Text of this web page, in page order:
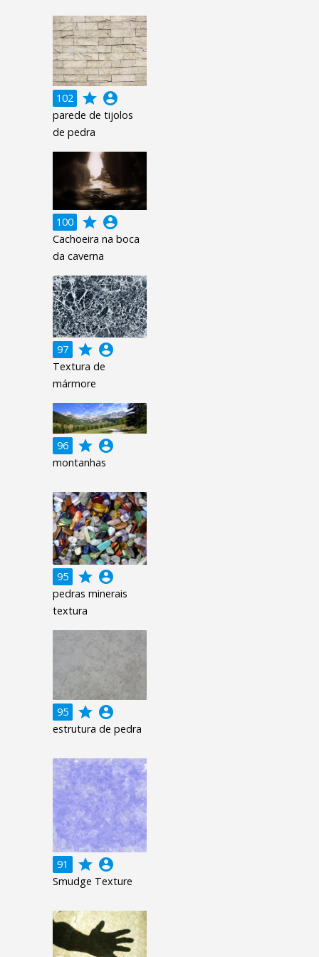
102 grade account_circle
parede de tijolos
de pedra
100 grade account_circle
Cachoeira na boca
da caverna
97 grade account_circle
Textura de
mármore
96 grade account_circle
montanhas
95 grade account_circle
pedras minerais
textura
95 grade account_circle
estrutura de pedra
91 grade account_circle
Smudge Texture